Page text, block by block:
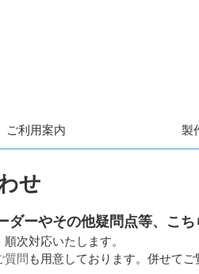
ご利用案内 製
せ
ダーやその他疑問点等、こち
次対応いたします。
質問 も用意しております。併せてご